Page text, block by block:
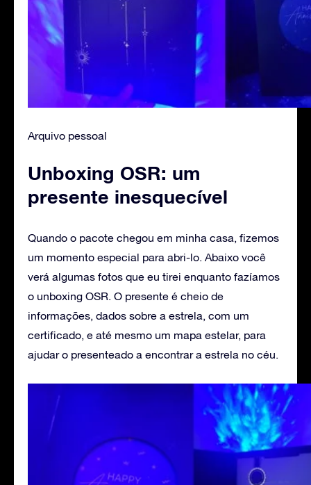
Arquivo pessoal
Unboxing OSR: um
presente inesquecível
Quando o pacote chegou em minha casa, fizemos
um momento especial para abri-lo. Abaixo você
verá algumas fotos que eu tirei enquanto fazíamos
o unboxing OSR. O presente é cheio de
informações, dados sobre a estrela, com um
certificado, e até mesmo um mapa estelar, para
ajudar o presenteado a encontrar a estrela no céu.